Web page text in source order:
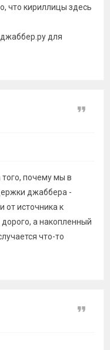
что кириллицы здесь
для
Цитата
того, почему мы в
джаббера -
от источника к
а накопленный
что-то
Цитата